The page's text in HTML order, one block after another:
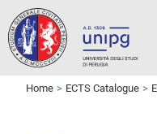
Home ECTS Catalogue